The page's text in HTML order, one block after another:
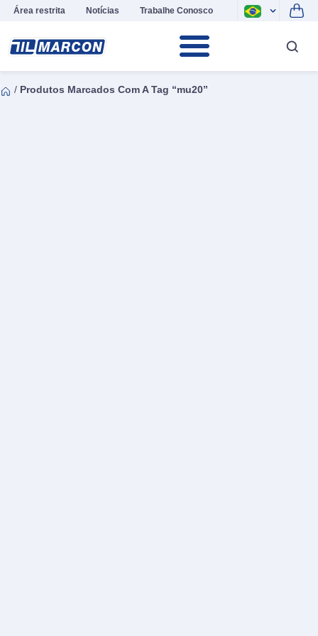
Área restrita Notícias Trabalhe Conosco
/ Produtos Marcados Com A Tag “mu20”